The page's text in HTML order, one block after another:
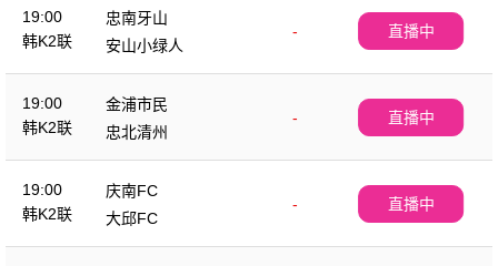
19:00
韩K2联
忠南牙山
-
安山小绿人
直播中
19:00
韩K2联
金浦市民
-
忠北清州
直播中
19:00
韩K2联
庆南FC
-
大邱FC
直播中